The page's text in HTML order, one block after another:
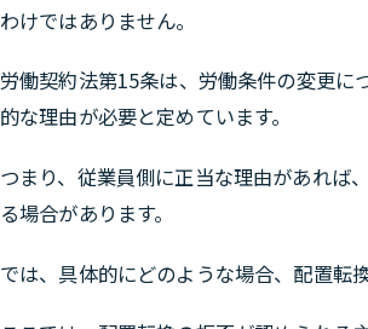
わけではありません。
労働契約法第15条は、労働条件の変更
的な理由が必要と定めています。
つまり、従業員側に正当な理由があれば
る場合があります。
では、具体的にどのような場合、配置転